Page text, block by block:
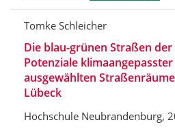
Tomke Schleicher
Die blau-grünen Straßen
Potenziale
ausgewählten
Lübeck
Hochschule Neubrandenburg,